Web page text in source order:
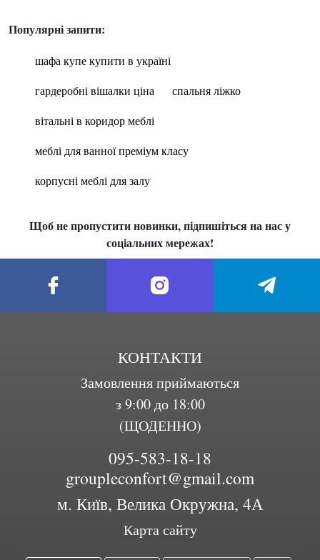
Популярні запити:
шафа купе купити в україні
гардеробні вішалки ціна
спальня ліжко
вітальні в коридор меблі
меблі для ванної преміум класу
корпусні меблі для залу
Щоб не пропустити новинки, підпишіться на нас у
соціальних мережах!
КОНТАКТИ
Замовлення приймаються
з 9:00 до 18:00
(ЩОДЕННО)
095-583-18-18
groupleconfort@gmail.com
м. Київ, Велика Окружна, 4А
Карта сайту